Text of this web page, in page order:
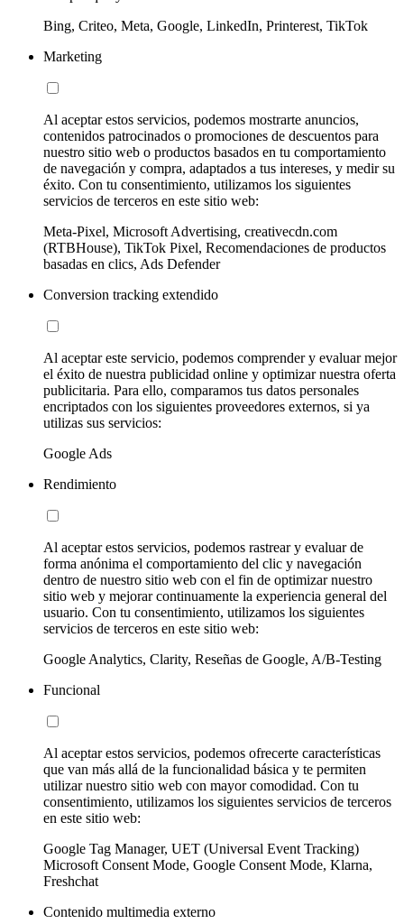
Bing, Criteo, Meta, Google, LinkedIn, Printerest, TikTok
Marketing
Al aceptar estos servicios, podemos mostrarte anuncios,
contenidos patrocinados o promociones de descuentos para
nuestro sitio web o productos basados en tu comportamiento
de navegación y compra, adaptados a tus intereses, y medir su
éxito. Con tu consentimiento, utilizamos los siguientes
servicios de terceros en este sitio web:
Meta-Pixel, Microsoft Advertising, creativecdn.com
(RTBHouse), TikTok Pixel, Recomendaciones de productos
basadas en clics, Ads Defender
Conversion tracking extendido
Al aceptar este servicio, podemos comprender y evaluar mejor
el éxito de nuestra publicidad online y optimizar nuestra oferta
publicitaria. Para ello, comparamos tus datos personales
encriptados con los siguientes proveedores externos, si ya
utilizas sus servicios:
Google Ads
Rendimiento
Al aceptar estos servicios, podemos rastrear y evaluar de
forma anónima el comportamiento del clic y navegación
dentro de nuestro sitio web con el fin de optimizar nuestro
sitio web y mejorar continuamente la experiencia general del
usuario. Con tu consentimiento, utilizamos los siguientes
servicios de terceros en este sitio web:
Google Analytics, Clarity, Reseñas de Google, A/B-Testing
Funcional
Al aceptar estos servicios, podemos ofrecerte características
que van más allá de la funcionalidad básica y te permiten
utilizar nuestro sitio web con mayor comodidad. Con tu
consentimiento, utilizamos los siguientes servicios de terceros
en este sitio web:
Google Tag Manager, UET (Universal Event Tracking)
Microsoft Consent Mode, Google Consent Mode, Klarna,
Freshchat
Contenido multimedia externo